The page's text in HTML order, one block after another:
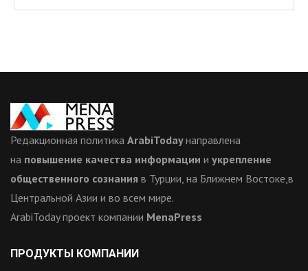
Редакционная политика ArabiTodayнаправлена
на повышение качества информации и укрепление
общественного сознания в Турции, на Ближнем Востоке,в
Центральной Азии и во всем мире.
ArabiToday проект компании MenaPress
ПРОДУКТЫ КОМПАНИИ